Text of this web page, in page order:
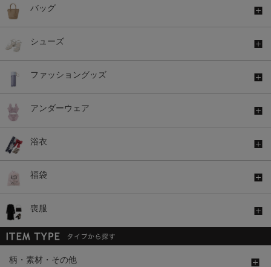
バッグ
シューズ
ファッショングッズ
アンダーウェア
浴衣
福袋
喪服
柄・素材・その他